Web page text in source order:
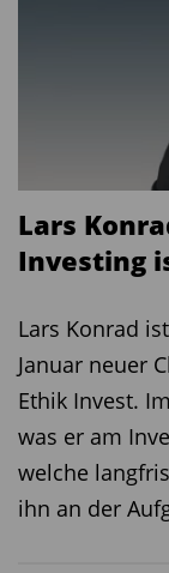
Diesen
Lars
Investing
Lars Konrad
Januar neuer
Ethik Invest.
was er am
welche
ihn an der